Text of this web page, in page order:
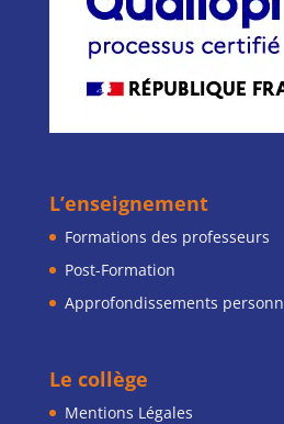
L’enseignement
Formations des professeurs
Post-Formation
Approfondissements
Le collège
Mentions Légales